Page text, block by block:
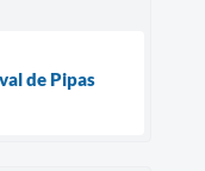
de Pipas